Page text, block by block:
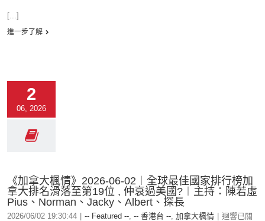
[...]
進一步了解
2
06, 2026
《加拿大楓情》2026-06-02︱全球最佳國家排行榜加
拿大排名滑落至第19位 , 仲衰過美國?︱主持：陳若虛
Pius、Norman、Jacky、Albert、探長
2026/06/02 19:30:44 -- Featured --, -- 香港台 --, 加拿大楓情
迴響已關